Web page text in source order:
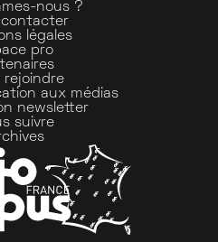
nous ?
contacter
légales
pro
rejoindre
aux médias
newsletter
suivre